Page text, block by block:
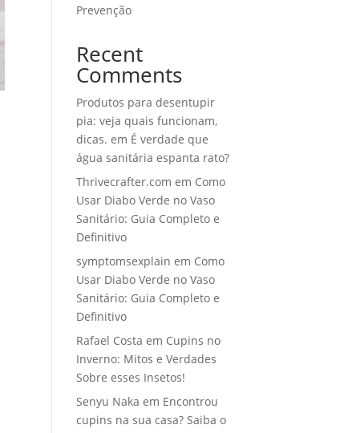
Prevenção
Recent
Comments
Produtos para desentupir
pia: veja quais funcionam,
dicas. em É verdade que
água sanitária espanta rato?
Thrivecrafter.com em Como
Usar Diabo Verde no Vaso
Sanitário: Guia Completo e
Definitivo
symptomsexplain em Como
Usar Diabo Verde no Vaso
Sanitário: Guia Completo e
Definitivo
Rafael Costa em Cupins no
Inverno: Mitos e Verdades
Sobre esses Insetos!
Senyu Naka em Encontrou
cupins na sua casa? Saiba o